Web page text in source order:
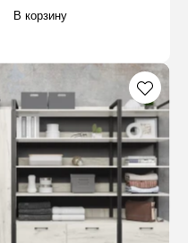
В корзину